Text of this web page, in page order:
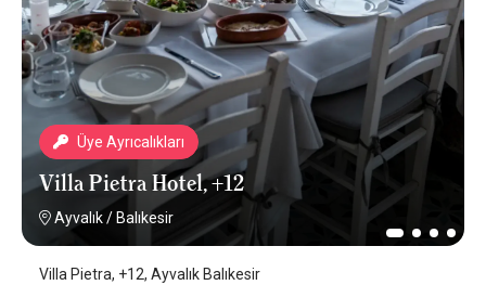
Üye Ayrıcalıkları
Villa Pietra Hotel, +12
Ayvalık/ Balıkesir
Villa Pietra, +12, Ayvalık Balıkesir